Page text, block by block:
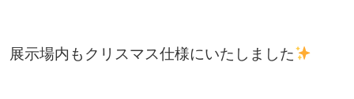
展示場内もクリスマス仕様にいたしました